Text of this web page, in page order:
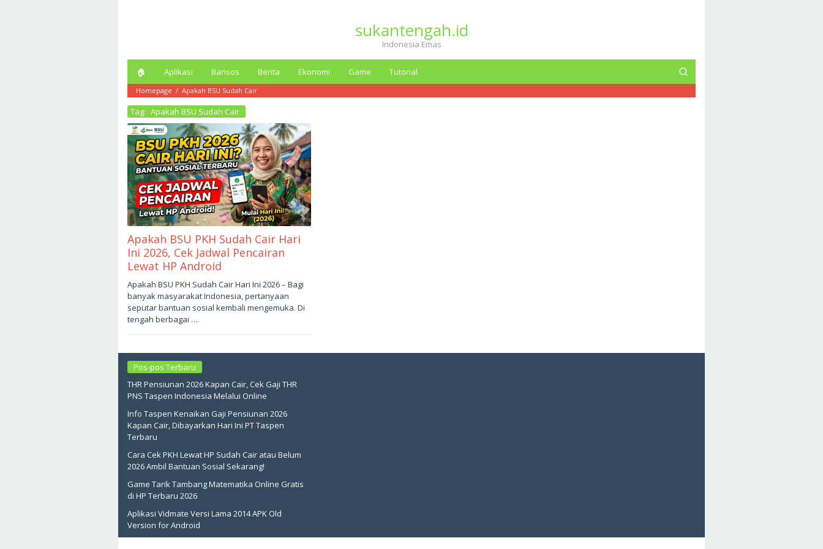
sukantengah.id
Indonesia Emas
🏠︎ Aplikasi Bansos Berita Ekonomi Game Tutorial
Homepage / Apakah BSU Sudah Cair
Tag: Apakah BSU Sudah Cair
Apakah BSU PKH Sudah Cair Hari
Ini 2026, Cek Jadwal Pencairan
Lewat HP Android
Mei
21,
2026
oleh
sukantengah
Apakah BSU PKH Sudah Cair Hari Ini 2026 – Bagi
banyak masyarakat Indonesia, pertanyaan
seputar bantuan sosial kembali mengemuka. Di
tengah berbagai …
Pos-pos Terbaru
THR Pensiunan 2026 Kapan Cair, Cek Gaji THR
PNS Taspen Indonesia Melalui Online
Info Taspen Kenaikan Gaji Pensiunan 2026
Kapan Cair, Dibayarkan Hari Ini PT Taspen
Terbaru
Cara Cek PKH Lewat HP Sudah Cair atau Belum
2026 Ambil Bantuan Sosial Sekarang!
Game Tarik Tambang Matematika Online Gratis
di HP Terbaru 2026
Aplikasi Vidmate Versi Lama 2014 APK Old
Version for Android